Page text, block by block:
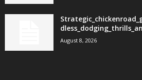
August 8, 2026